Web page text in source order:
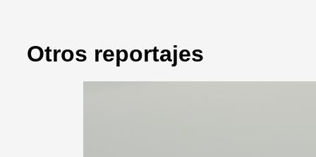
Otros reportajes